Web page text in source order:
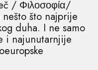
/ Φιλοσοφία/
što najprije
duha. I ne samo
i najunutarnjije